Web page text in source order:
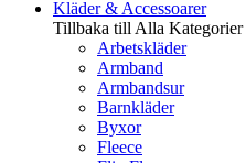
Kläder & Accessoarer
Tillbaka till Alla Kategorier
Arbetskläder
Armband
Armbandsur
Barnkläder
Byxor
Fleece